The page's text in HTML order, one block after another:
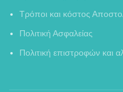
Τρόποι και κόστος
Πολιτική Ασφαλείας
Πολιτική επιστροφών και